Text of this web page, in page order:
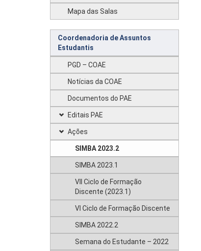
Mapa das Salas
Coordenadoria de Assuntos
Estudantis
PGD – COAE
Notícias da COAE
Documentos do PAE
Editais PAE
Ações
SIMBA 2023.2
SIMBA 2023.1
VII Ciclo de Formação
Discente (2023.1)
VI Ciclo de Formação Discente
SIMBA 2022.2
Semana do Estudante – 2022